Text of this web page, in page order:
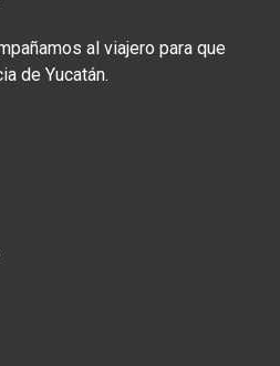
al viajero para que
de Yucatán.